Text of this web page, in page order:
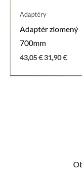
Adaptéry
Adaptér zlomený
700mm
43,05€ Pôvodná
bola:
31,90€
je: